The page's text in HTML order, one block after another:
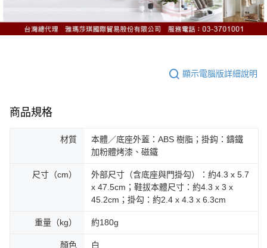
顯示電腦版詳細說明
商品規格
材質
本體／底座外蓋：ABS 樹脂；掛鈎：鑄鐵
加粉體烤漆、磁鐵
尺寸（cm）
外部尺寸（含底座與門掛勾）：約4.3 x 5.7
x 47.5cm；鞋拔本體尺寸：約4.3 x 3 x
45.2cm；掛勾：約2.4 x 4.3 x 6.3cm
重量（kg） 約180g
顏色 白